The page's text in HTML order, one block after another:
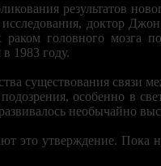
результатов
доктор
головного мозга
1983 году.
существования связи
особенно в
необычайно
утверждение. Пока